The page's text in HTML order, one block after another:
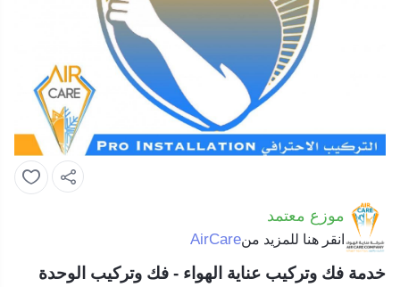
موزع معتمد
انقر هنا للمزيد منAirCare
خدمة فك وتركيب عناية الهواء - فك وتركيب الوحدة